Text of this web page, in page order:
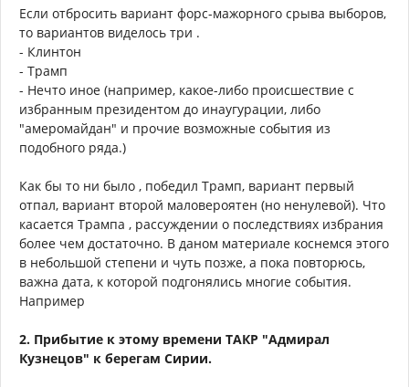
Если отбросить вариант форс-мажорного срыва выборов,
то вариантов виделось три .
- Клинтон
- Трамп
- Нечто иное (например, какое-либо происшествие с
избранным президентом до инаугурации, либо
"амеромайдан" и прочие возможные события из
подобного ряда.)
Как бы то ни было , победил Трамп, вариант первый
отпал, вариант второй маловероятен (но ненулевой). Что
касается Трампа , рассуждении о последствиях избрания
более чем достаточно. В даном материале коснемся этого
в небольшой степени и чуть позже, а пока повторюсь,
важна дата, к которой подгонялись многие события.
Например
2. Прибытие к этому времени ТАКР "Адмирал
Кузнецов" к берегам Сирии.